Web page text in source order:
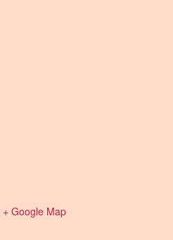
+ Google Map